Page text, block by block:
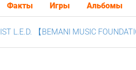
Факты Игры Альбомы
L.E.D. 【BEMANI MUSIC